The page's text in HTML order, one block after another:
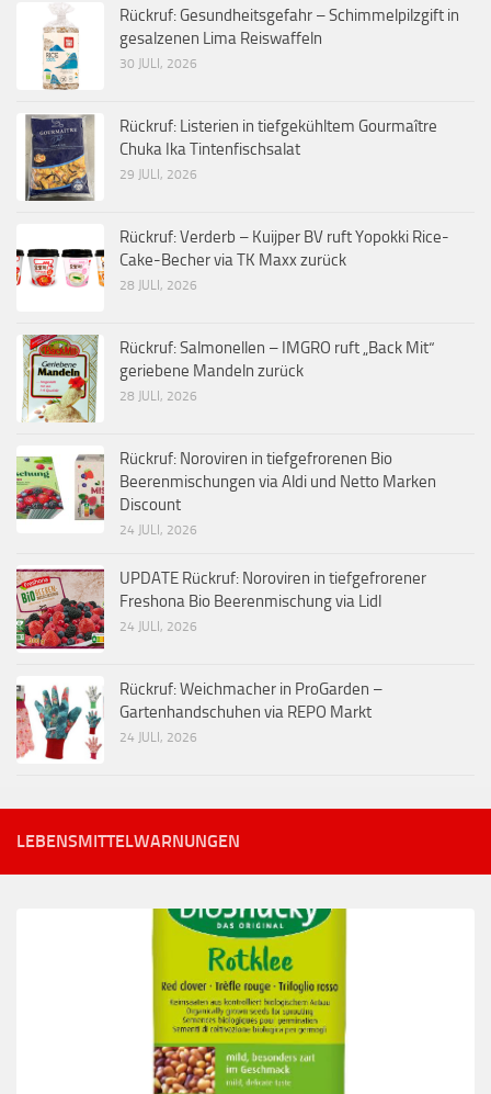
Rückruf: Gesundheitsgefahr – Schimmelpilzgift in
gesalzenen Lima Reiswaffeln
30 JULI, 2026
Rückruf: Listerien in tiefgekühltem Gourmaître
Chuka Ika Tintenfischsalat
29 JULI, 2026
Rückruf: Verderb – Kuijper BV ruft Yopokki Rice-
Cake-Becher via TK Maxx zurück
28 JULI, 2026
Rückruf: Salmonellen – IMGRO ruft „Back Mit“
geriebene Mandeln zurück
28 JULI, 2026
Rückruf: Noroviren in tiefgefrorenen Bio
Beerenmischungen via Aldi und Netto Marken
Discount
24 JULI, 2026
UPDATE Rückruf: Noroviren in tiefgefrorener
Freshona Bio Beerenmischung via Lidl
24 JULI, 2026
Rückruf: Weichmacher in ProGarden –
Gartenhandschuhen via REPO Markt
24 JULI, 2026
LEBENSMITTELWARNUNGEN